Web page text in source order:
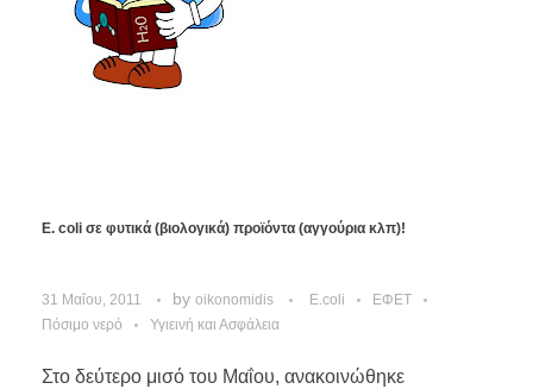
E. coli σε φυτικά (βιολογικά) προϊόντα (αγγούρια κλπ)!
31 Μαΐου, 2011 by oikonomidis E.coli
ΕΦΕΤ
Πόσιμο νερό
Υγιεινή και Ασφάλεια
Στο δεύτερο μισό του Μαΐου, ανακοινώθηκε